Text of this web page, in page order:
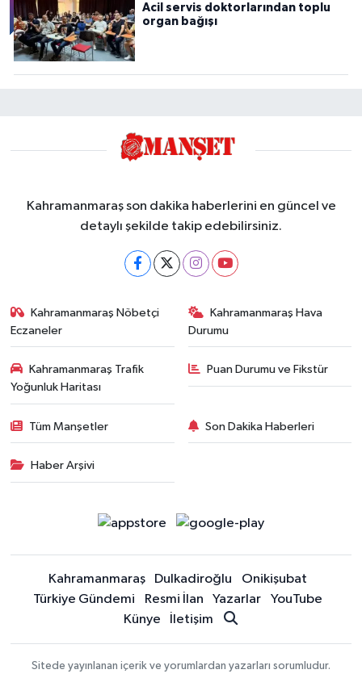
Acil servis doktorlarından toplu
organ bağışı
Kahramanmaraş son dakika haberlerini en güncel ve
detaylı şekilde takip edebilirsiniz.
Kahramanmaraş Nöbetçi
Eczaneler
Kahramanmaraş Hava
Durumu
Kahramanmaraş Trafik
Yoğunluk Haritası
Puan Durumu ve Fikstür
Tüm Manşetler Son Dakika Haberleri
Haber Arşivi
Kahramanmaraş Dulkadiroğlu
Onikişubat
Türkiye Gündemi
Resmi İlan Yazarlar
YouTube
Künye
İletişim
Sitede yayınlanan içerik ve yorumlardan yazarları sorumludur.